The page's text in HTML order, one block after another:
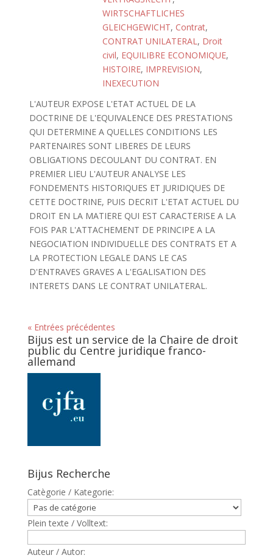
WIRTSCHAFTLICHES
GLEICHGEWICHT, Contrat,
CONTRAT UNILATERAL, Droit
civil, EQUILIBRE ECONOMIQUE,
HISTOIRE, IMPREVISION,
INEXECUTION
L'AUTEUR EXPOSE L'ETAT ACTUEL DE LA
DOCTRINE DE L'EQUIVALENCE DES PRESTATIONS
QUI DETERMINE A QUELLES CONDITIONS LES
PARTENAIRES SONT LIBERES DE LEURS
OBLIGATIONS DECOULANT DU CONTRAT. EN
PREMIER LIEU L'AUTEUR ANALYSE LES
FONDEMENTS HISTORIQUES ET JURIDIQUES DE
CETTE DOCTRINE, PUIS DECRIT L'ETAT ACTUEL DU
DROIT EN LA MATIERE QUI EST CARACTERISE A LA
FOIS PAR L'ATTACHEMENT DE PRINCIPE A LA
NEGOCIATION INDIVIDUELLE DES CONTRATS ET A
LA PROTECTION LEGALE DANS LE CAS
D'ENTRAVES GRAVES A L'EGALISATION DES
INTERETS DANS LE CONTRAT UNILATERAL.
« Entrées précédentes
Bijus est un service de la Chaire de droit
public du Centre juridique franco-
allemand
Bijus Recherche
Catègorie / Kategorie:
Plein texte / Volltext:
Auteur / Autor: